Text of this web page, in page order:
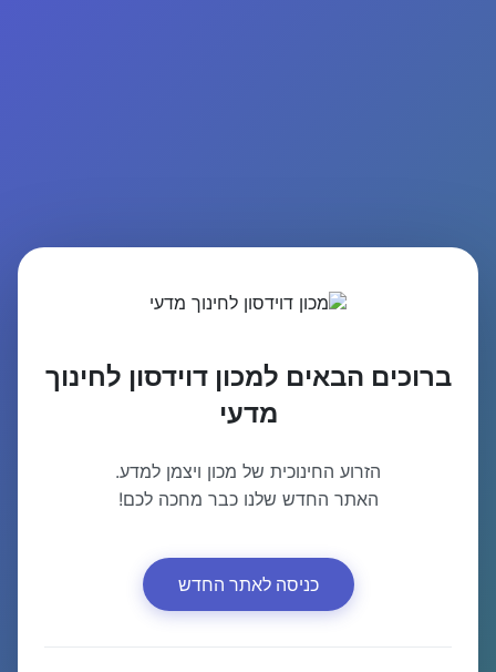
ברוכים הבאים למכון דוידסון לחינוך
מדעי
הזרוע החינוכית של מכון ויצמן למדע.
האתר החדש שלנו כבר מחכה לכם!
כניסה לאתר החדש